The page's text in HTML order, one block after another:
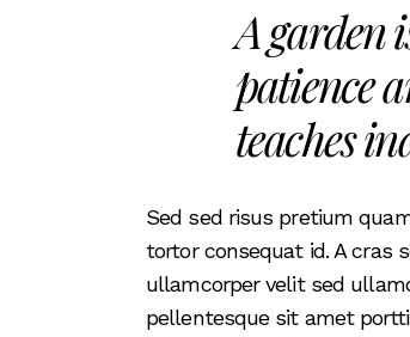
A garden
patience
teaches
Sed sed risus pretium
tortor consequat id. A cras
ullamcorper velit sed
pellentesque sit amet